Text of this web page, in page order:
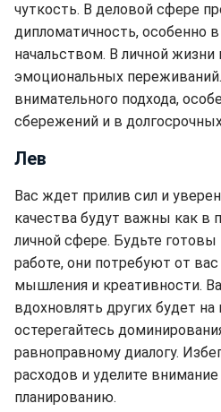
чуткость. В деловой сфере
дипломатичность, особенно
начальством. В личной
эмоциональных
внимательного подхода,
сбережений и в
Лев
Вас ждет прилив сил и
качества будут важны как в
личной сфере. Будьте
работе, они потребуют от
мышления и креативности.
вдохновлять других будет
остерегайтесь
равноправному диалогу.
расходов и уделите
планированию.